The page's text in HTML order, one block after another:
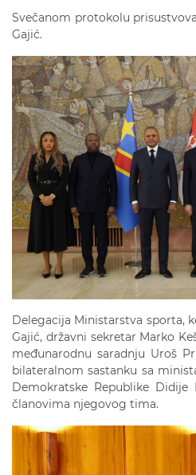
Svečanom protokolu
Gajić.
Delegacija Ministarstva sporta,
Gajić, državni sekretar Marko
međunarodnu saradnju Uroš
bilateralnom sastanku sa
Demokratske Republike
članovima njegovog tima.